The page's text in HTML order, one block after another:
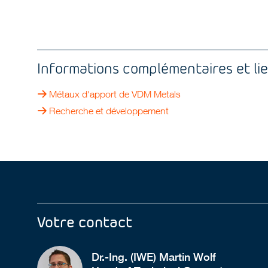
Informations complémentaires et
Métaux d'apport de VDM Metals
Recherche et développement
Votre contact
Dr.-Ing. (IWE) Martin Wolf